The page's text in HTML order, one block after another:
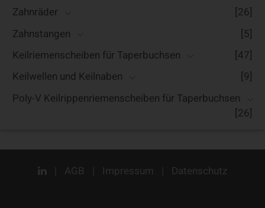
Zahnräder
[26]
Zahnstangen
[5]
Keilriemenscheiben für Taperbuchsen
[47]
Keilwellen und Keilnaben
[9]
Poly-V Keilrippenriemenscheiben für Taperbuchsen
[26]
AGB Impressum Datenschutz